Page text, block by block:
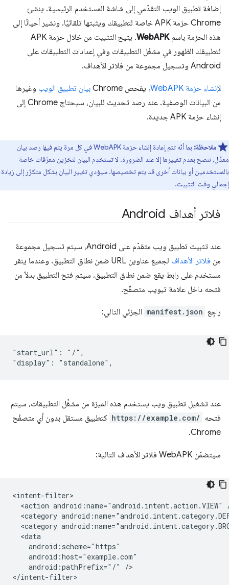
إضافة تطبيق الويب التقدّمي إلى شاشة المستخدم الرئيسية. ينشئ
Chrome حزمة APK خاصة لتطبيقك ويثبتها تلقائيًا. ونشير أحيانًا إلى
هذه الحزمة باسمWebAPK
. يتيح التثبيت من خلال حزمة APK
لتطبيقك الظهور في مشغّل التطبيقات وفي إعدادات التطبيقات على
Android وتسجيل مجموعة من فلاتر الأهداف.
لإنشاء حزمة WebAPK ، يفحص Chrome بيان تطبيق الويب وغيرها
من البيانات الوصفية. عند رصد تحديث للبيان، سيحتاج Chrome إلى
إنشاء حزمة APK جديدة.
ملاحظة:
بما أنّه تتم إعادة إنشاء حزمة WebAPK في كل مرة يتم فيها رصد بيان
معدَّل، ننصح بعدم تغييرها إلا عند الضرورة. لا تستخدِم البيان لتخزين معرّفات خاصة
بالمستخدمين أو بيانات أخرى قد يتم تخصيصها. سيؤدي تغيير البيان بشكل متكرّر إلى زيادة
إجمالي وقت التثبيت.
فلاتر أهداف Android
عند تثبيت تطبيق ويب متقدّم على Android، سيتم تسجيل مجموعة
من فلاتر الأهداف
لجميع عناوين URL ضمن نطاق التطبيق. وعندما ينقر
مستخدم على رابط يقع ضمن نطاق التطبيق، سيتم فتح التطبيق بدلاً من
فتحه داخل علامة تبويب متصفّح.
راجِع manifest.json الجزئي التالي:
"start_url": "/",
عند تشغيل تطبيق ويب يستخدم هذه الميزة من مشغِّل التطبيقات، سيتم
فتحه https://example.com/ كتطبيق مستقل بدون أي متصفّح
Chrome.
سيتضمّن WebAPK فلاتر الأهداف التالية:
<action android:name="android.intent.action.VIEW"
<category
<category
android:pathPrefix="/"
/>